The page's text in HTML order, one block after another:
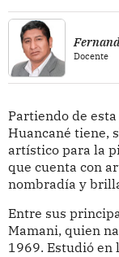
Docente
Partiendo de
Huancané tiene,
artístico para la
que cuenta con
nombradía y
Entre sus
Mamani, quien
1969. Estudió en